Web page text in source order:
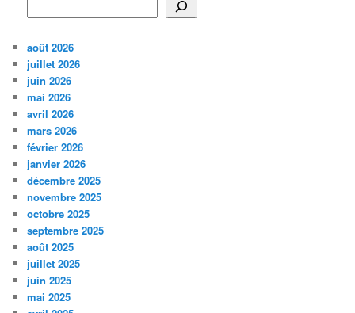
août 2026
juillet 2026
juin 2026
mai 2026
avril 2026
mars 2026
février 2026
janvier 2026
décembre 2025
novembre 2025
octobre 2025
septembre 2025
août 2025
juillet 2025
juin 2025
mai 2025